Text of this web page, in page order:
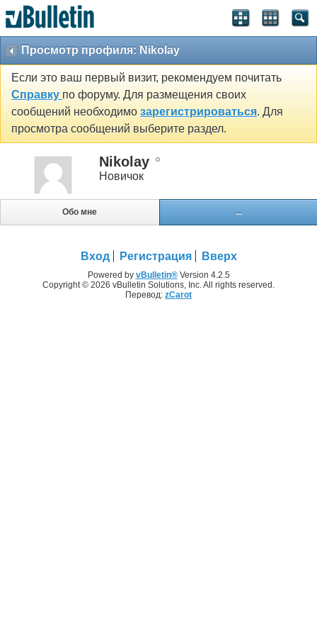
Просмотр профиля: Nikolay
Если это ваш первый визит, рекомендуем почитать
Справку по форуму. Для размещения своих
сообщений необходимо зарегистрироваться. Для
просмотра сообщений выберите раздел.
Nikolay
Новичок
Обо мне ...
Вход Регистрация Вверх
Powered by vBulletin®Version 4.2.5
Copyright © 2026 vBulletin Solutions, Inc. All rights reserved.
Перевод: zCarot